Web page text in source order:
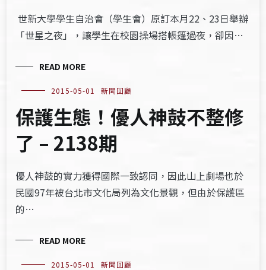
世新大學學生自治會（學生會）原訂本月22、23日舉辦
「世星之夜」，讓學生在校園操場搭帳篷過夜，卻因…
READ MORE
2015-05-01 新聞回顧
保護生態！優人神鼓不整修
了 – 2138期
優人神鼓的實力獲得國際一致認同，因此山上劇場也於
民國97年被台北市文化局列為文化景觀，但由於保護區
的…
READ MORE
2015-05-01 新聞回顧